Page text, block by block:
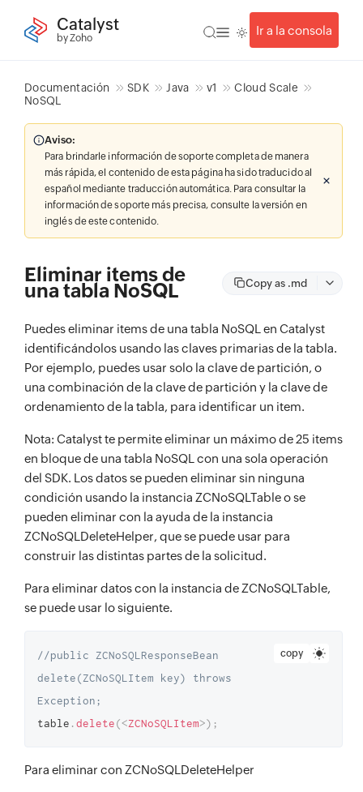
Catalyst
by Zoho
Ir a la consola
Documentación SDK Java v1
Cloud Scale
NoSQL
Aviso:
Para brindarle información de soporte completa de manera
más rápida, el contenido de esta página ha sido traducido al
español mediante traducción automática. Para consultar la
información de soporte más precisa, consulte la versión en
inglés de este contenido.
Eliminar items de
una tabla NoSQL Copy as .md
Puedes eliminar items de una tabla NoSQL en Catalyst
identificándolos usando las claves primarias de la tabla.
Por ejemplo, puedes usar solo la clave de partición, o
una combinación de la clave de partición y la clave de
ordenamiento de la tabla, para identificar un item.
Nota: Catalyst te permite eliminar un máximo de 25 items
en bloque de una tabla NoSQL con una sola operación
del SDK. Los datos se pueden eliminar sin ninguna
condición usando la instancia ZCNoSQLTable o se
pueden eliminar con la ayuda de la instancia
ZCNoSQLDeleteHelper, que se puede usar para
construir las distintas partes de la solicitud.
Para eliminar datos con la instancia de ZCNoSQLTable,
se puede usar lo siguiente.
copy
//public ZCNoSQLResponseBean
delete(ZCNoSQLItem key) throws
Exception;
table .delete(<ZCNoSQLItem>) ;
Para eliminar con ZCNoSQLDeleteHelper